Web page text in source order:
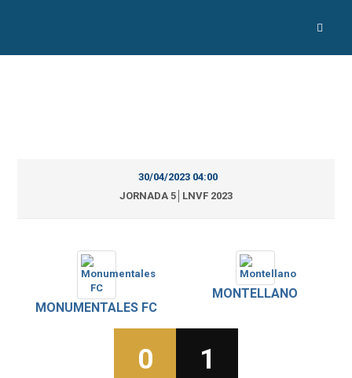
30/04/2023 04:00
JORNADA 5│LNVF 2023
MONUMENTALES FC
MONTELLANO
0 1